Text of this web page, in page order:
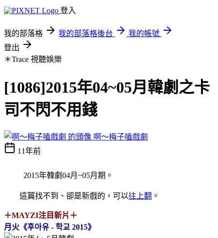
登入
我的部落格 我的部落格後台
我的帳號
登出
＊Trace 視聽娛樂
[1086]2015年04~05月韓劇之卡
司不閃不用錢
啊～梅子嗑戲劇
11年前
2015年韓劇04月~05月期。
這篇找不到、卻是新戲的，可以往上翻 。
＋MAYZI注目新片＋
月 火《후아유 - 학교 2015》